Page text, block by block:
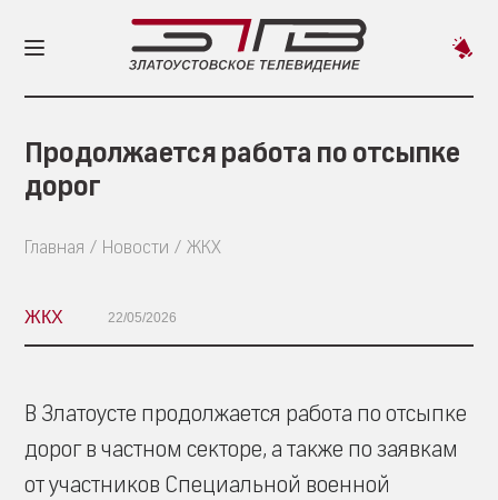
Продолжается работа по отсыпке
дорог
Главная Новости ЖКХ
ЖКХ 22/05/2026
В Златоусте продолжается работа по отсыпке
дорог в частном секторе, а также по заявкам
от участников Специальной военной